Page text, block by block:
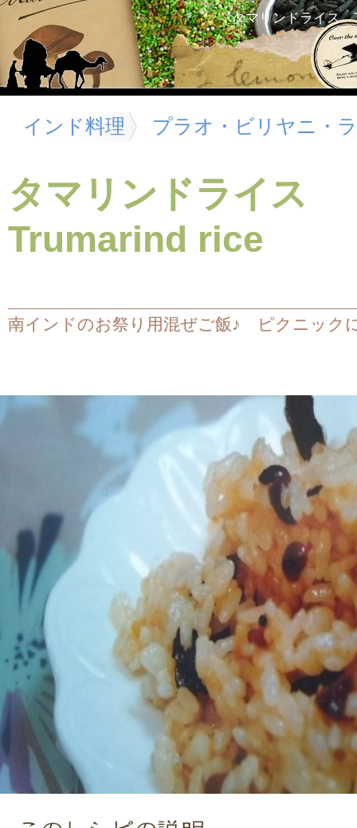
タマリンドライス
インド料理 プラオ・ビリヤニ・
タマリンドライス
Trumarind rice
南インドのお祭り用混ぜご飯♪ ピクニック